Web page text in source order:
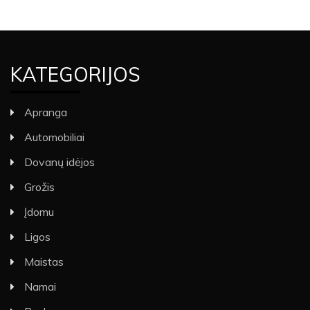
KATEGORIJOS
Apranga
Automobiliai
Dovanų idėjos
Grožis
Įdomu
Ligos
Maistas
Namai